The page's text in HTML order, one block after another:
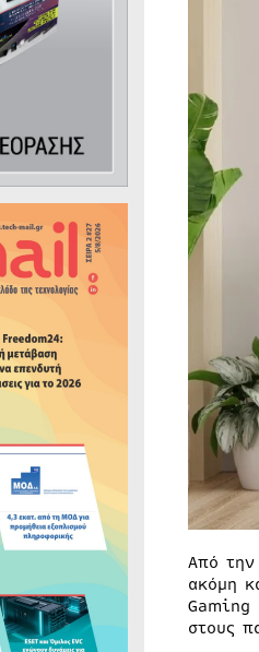
Από
ακόμη
Gaming
στους